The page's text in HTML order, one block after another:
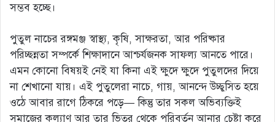
সম্ভব হচ্ছে।
পুতুল নাচের রঙ্গমঞ্জ স্বাস্থ্য, কৃষি, সাক্ষরতা, আর পরিষ্কার
পরিচ্ছন্নতা সম্পর্কে শিক্ষাদানে আশ্চর্যজনক সাফল্য আনতে পারে।
এমন কোনো বিষয়ই নেই যা কিনা এই ক্ষুদে ক্ষুদে পুতুলদের দিয়ে
না শেখানো যায়। এই পুতুলেরা নাচে, গায়, আনন্দে উচ্ছ্বসিত হয়ে
ওঠে আবার রাগে ঠিকরে পড়ে— কিন্তু তার সকল অভিব্যক্তিই
সমাজের কল্যাণ আর তার ভিতর থেকে পরিবর্তন আনার চেষ্টা করে